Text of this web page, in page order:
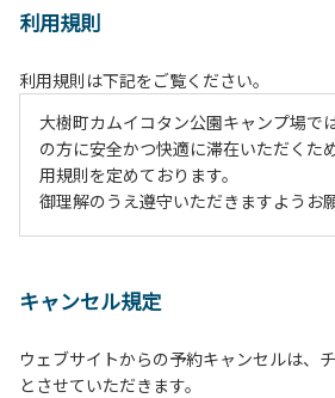
利用規則
利用規則は下記をご覧ください。
大樹町カムイコタン公園キャンプ場で
の方に安全かつ快適に滞在いただくた
用規則を定めております。
御理解のうえ遵守いただきますようお
２、中学生以下だけでの利用はできま
３、テントサイト（多目的広場を含む
予約いただいた方のみで、連泊の方を
キャンセル規定
ウェブサイトからの予約キャンセルは、
とさせていただきます。